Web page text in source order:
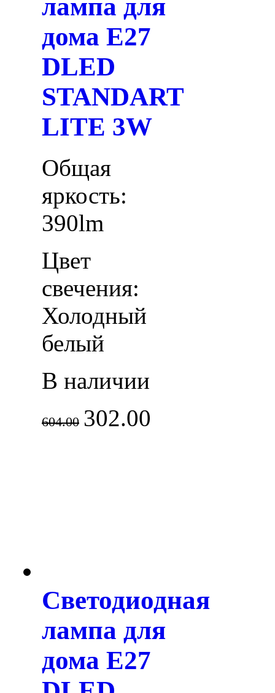
лампа для
дома E27
DLED
STANDART
LITE 3W
Общая
яркость:
390lm
Цвет
свечения:
Холодный
белый
В наличии
604.00 302.00
Светодиодная
лампа для
дома E27